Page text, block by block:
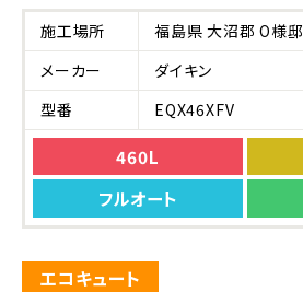
施工場所
福島県 大沼郡 O様邸
メーカー
ダイキン
型番
EQX46XFV
460L
フルオート
エコキュート